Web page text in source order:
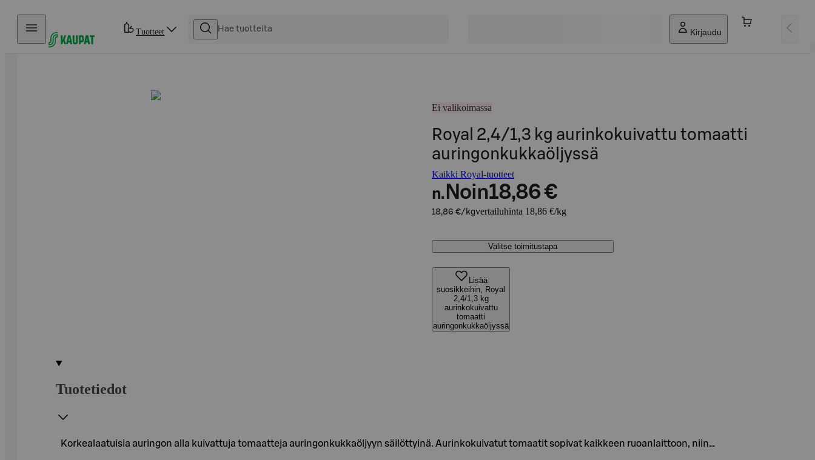
Hyppää sisältöön
Tuotteet Kirjaudu
Ei valikoimassa
Royal 2,4/1,3 kg aurinkokuivattu tomaatti
auringonkukkaöljyssä
Kaikki Royal-tuotteet
n. Noin18,86 €
18,86 €/kgvertailuhinta 18,86 €/kg
Valitse toimitustapa
Lisää
suosikkeihin, Royal
2,4/1,3 kg
aurinkokuivattu
tomaatti
auringonkukkaöljyssä
Tuotetiedot
Korkealaatuisia auringon alla kuivattuja tomaatteja auringonkukkaöljyyn säilöttyinä. Aurinkokuivatut tomaatit sopivat kaikkeen ruoanlaittoon, niin…